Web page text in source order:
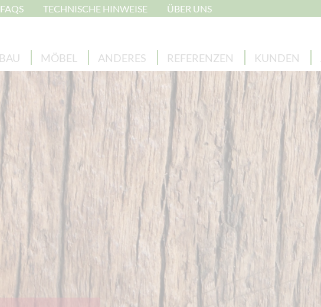
FAQS TECHNISCHE HINWEISE ÜBER UNS
MÖBEL ANDERES REFERENZEN KUNDEN